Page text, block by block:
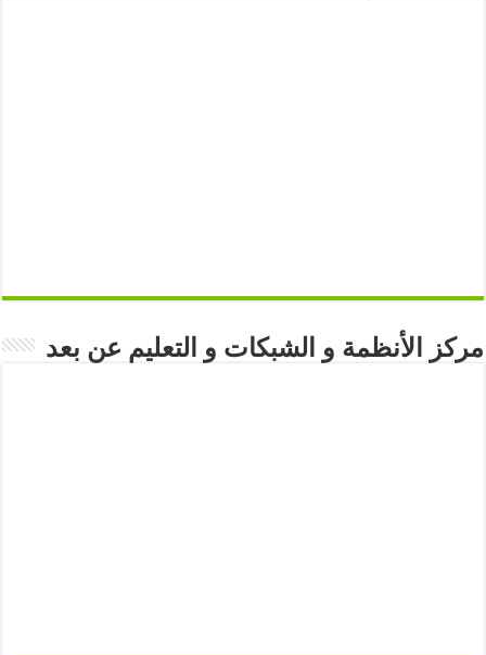
مركز الأنظمة و الشبكات و التعليم عن بعد